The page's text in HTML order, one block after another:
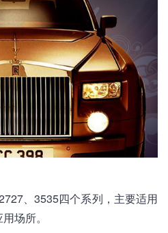
、3535四个系列，主要适用
场所。